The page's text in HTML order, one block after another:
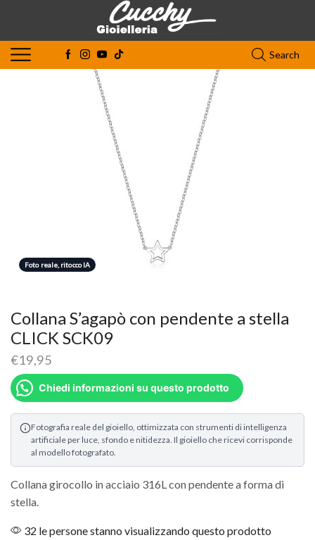
Search
Foto reale, ritocco IA
Collana S’agapò con pendente a stella
CLICK SCK09
€19,95
Chiedi informazioni su questo prodotto
Fotografia reale del gioiello, ottimizzata con strumenti di intelligenza
artificiale per luce, sfondo e nitidezza. Il gioiello che ricevi corrisponde
al modello fotografato.
Collana girocollo in acciaio 316L con pendente a forma di
stella.
32 le persone stanno visualizzando questo prodotto